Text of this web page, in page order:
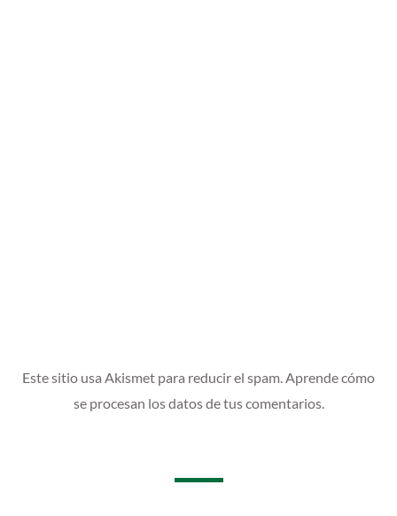
Este sitio usa Akismet para reducir el spam.Aprende cómo
se procesan los datos de tus comentarios.